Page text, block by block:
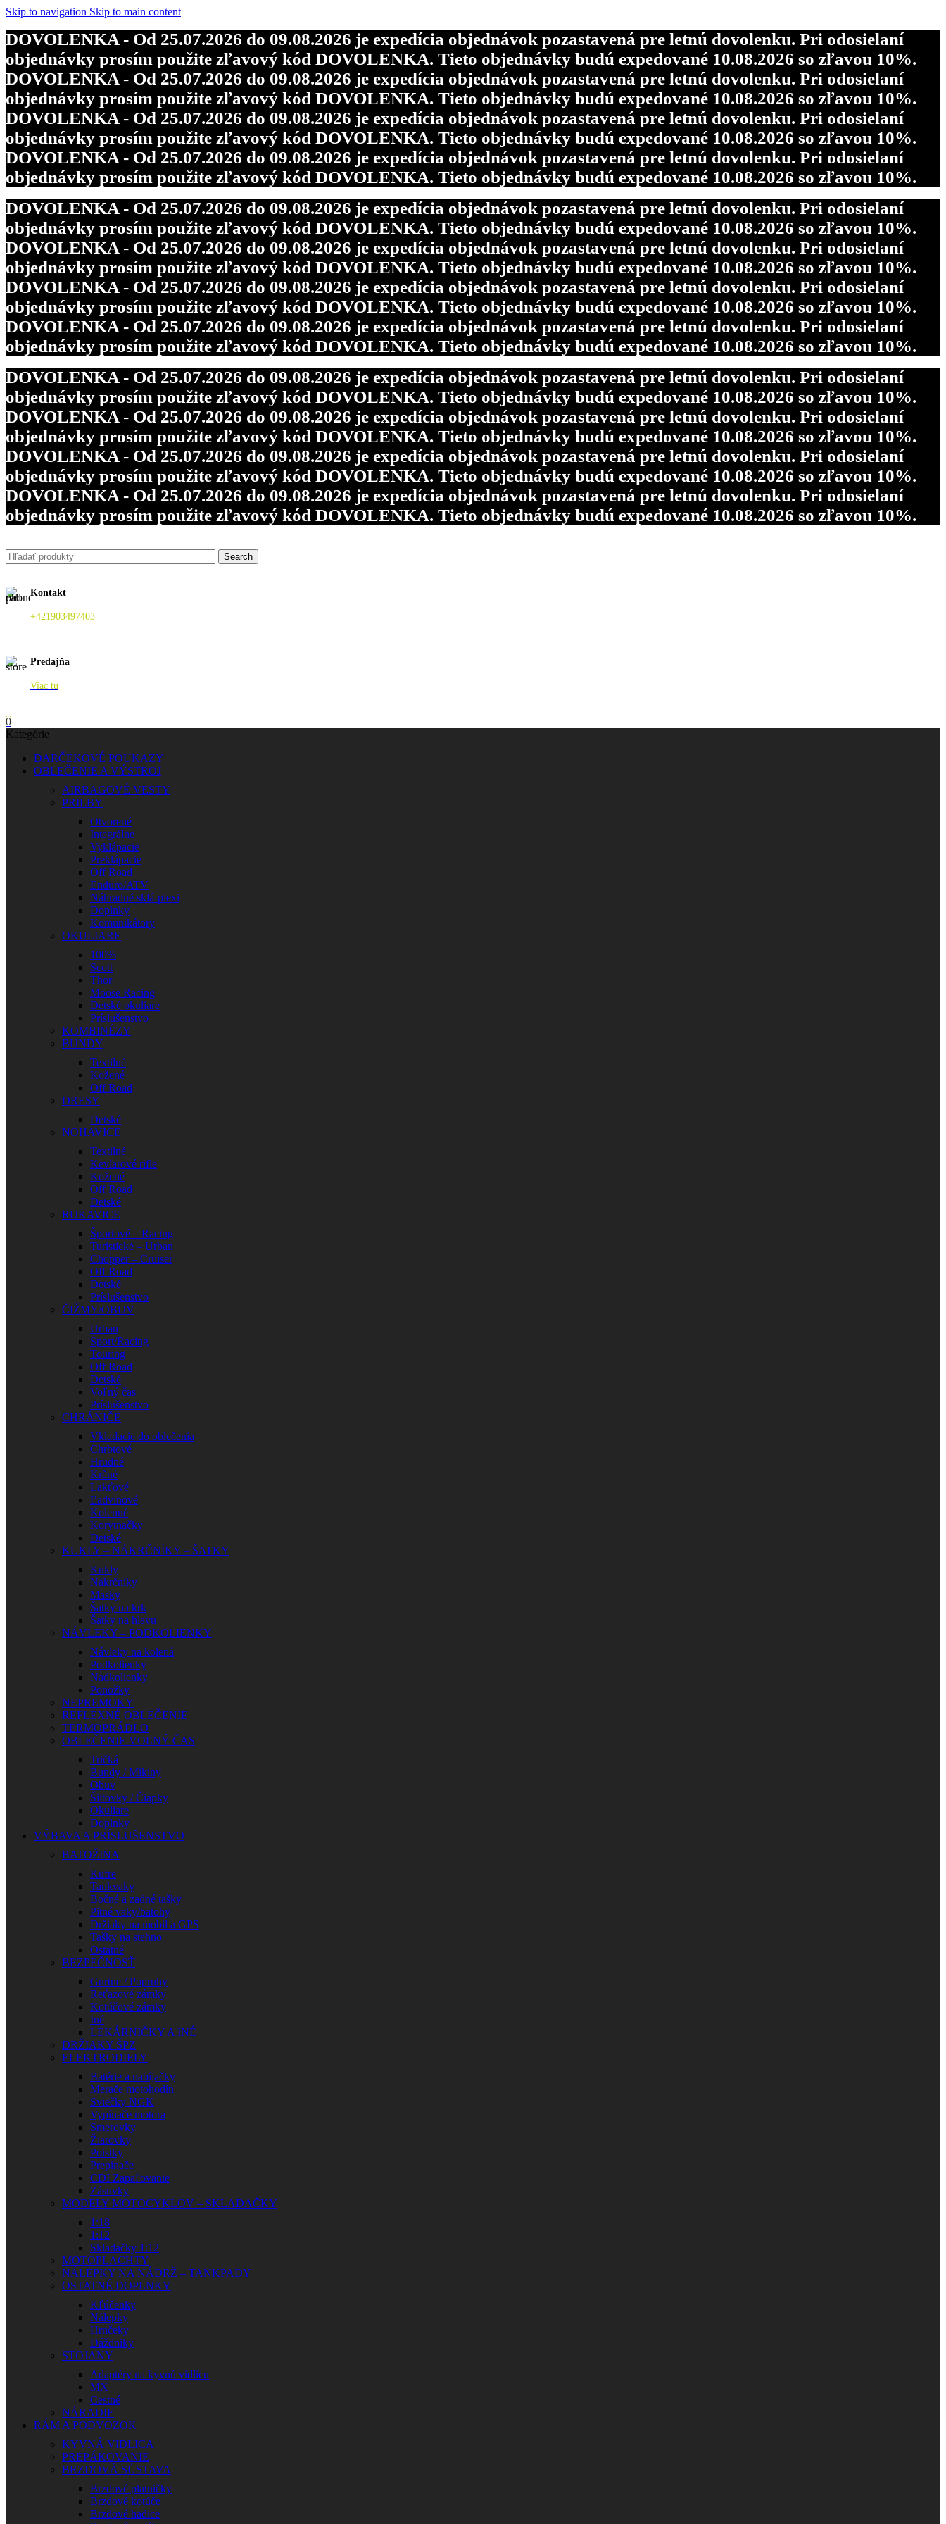
Skip to navigation Skip to main content
DOVOLENKA - Od 25.07.2026 do 09.08.2026 je expedícia objednávok pozastavená pre letnú dovolenku. Pri odosielaní
objednávky prosím použite zľavový kód DOVOLENKA. Tieto objednávky budú expedované 10.08.2026 so zľavou 10%.
DOVOLENKA - Od 25.07.2026 do 09.08.2026 je expedícia objednávok pozastavená pre letnú dovolenku. Pri odosielaní
objednávky prosím použite zľavový kód DOVOLENKA. Tieto objednávky budú expedované 10.08.2026 so zľavou 10%.
DOVOLENKA - Od 25.07.2026 do 09.08.2026 je expedícia objednávok pozastavená pre letnú dovolenku. Pri odosielaní
objednávky prosím použite zľavový kód DOVOLENKA. Tieto objednávky budú expedované 10.08.2026 so zľavou 10%.
DOVOLENKA - Od 25.07.2026 do 09.08.2026 je expedícia objednávok pozastavená pre letnú dovolenku. Pri odosielaní
objednávky prosím použite zľavový kód DOVOLENKA. Tieto objednávky budú expedované 10.08.2026 so zľavou 10%.
DOVOLENKA - Od 25.07.2026 do 09.08.2026 je expedícia objednávok pozastavená pre letnú dovolenku. Pri odosielaní
objednávky prosím použite zľavový kód DOVOLENKA. Tieto objednávky budú expedované 10.08.2026 so zľavou 10%.
DOVOLENKA - Od 25.07.2026 do 09.08.2026 je expedícia objednávok pozastavená pre letnú dovolenku. Pri odosielaní
objednávky prosím použite zľavový kód DOVOLENKA. Tieto objednávky budú expedované 10.08.2026 so zľavou 10%.
DOVOLENKA - Od 25.07.2026 do 09.08.2026 je expedícia objednávok pozastavená pre letnú dovolenku. Pri odosielaní
objednávky prosím použite zľavový kód DOVOLENKA. Tieto objednávky budú expedované 10.08.2026 so zľavou 10%.
DOVOLENKA - Od 25.07.2026 do 09.08.2026 je expedícia objednávok pozastavená pre letnú dovolenku. Pri odosielaní
objednávky prosím použite zľavový kód DOVOLENKA. Tieto objednávky budú expedované 10.08.2026 so zľavou 10%.
DOVOLENKA - Od 25.07.2026 do 09.08.2026 je expedícia objednávok pozastavená pre letnú dovolenku. Pri odosielaní
objednávky prosím použite zľavový kód DOVOLENKA. Tieto objednávky budú expedované 10.08.2026 so zľavou 10%.
DOVOLENKA - Od 25.07.2026 do 09.08.2026 je expedícia objednávok pozastavená pre letnú dovolenku. Pri odosielaní
objednávky prosím použite zľavový kód DOVOLENKA. Tieto objednávky budú expedované 10.08.2026 so zľavou 10%.
DOVOLENKA - Od 25.07.2026 do 09.08.2026 je expedícia objednávok pozastavená pre letnú dovolenku. Pri odosielaní
objednávky prosím použite zľavový kód DOVOLENKA. Tieto objednávky budú expedované 10.08.2026 so zľavou 10%.
DOVOLENKA - Od 25.07.2026 do 09.08.2026 je expedícia objednávok pozastavená pre letnú dovolenku. Pri odosielaní
objednávky prosím použite zľavový kód DOVOLENKA. Tieto objednávky budú expedované 10.08.2026 so zľavou 10%.
Search
Kontakt
+421903497403
Predajňa
Viac tu
0
Kategórie
DARČEKOVÉ POUKAZY
OBLEČENIE A VÝSTROJ
AIRBAGOVÉ VESTY
PRILBY
Otvorené
Integrálne
Vyklápacie
Preklápacie
Off Road
Enduro/ATV
Náhradné sklá-plexi
Doplnky
Komunikátory
OKULIARE
100%
Scott
Thor
Moose Racing
Detské okuliare
Príslušenstvo
KOMBINÉZY
BUNDY
Textilné
Kožené
Off Road
DRESY
Detské
NOHAVICE
Textilné
Kevlarové rifle
Kožené
Off Road
Detské
RUKAVICE
Športové – Racing
Turistické – Urban
Chopper – Cruiser
Off Road
Detské
Príslušenstvo
ČIŽMY/OBUV
Urban
Sport/Racing
Touring
Off Road
Detské
Voľný čas
Príslušenstvo
CHRÁNIČE
Vkladacie do oblečenia
Chrbtové
Hrudné
Krčné
Lakťové
Ľadvinové
Kolenné
Korytnačky
Detské
KUKLY – NÁKRČNÍKY – ŠATKY
Kukly
Nákrčníky
Masky
Šatky na krk
Šatky na hlavu
NÁVLEKY – PODKOLIENKY
Návleky na kolená
Podkolienky
Nadkolienky
Ponožky
NEPREMOKY
REFLEXNÉ OBLEČENIE
TERMOPRÁDLO
OBLEČENIE VOĽNÝ ČAS
Tričká
Bundy / Mikiny
Obuv
Šiltovky / Čiapky
Okuliare
Doplnky
VÝBAVA A PRÍSLUŠENSTVO
BATOŽINA
Kufre
Tankvaky
Bočné a zadné tašky
Pitné vaky/batohy
Držiaky na mobil a GPS
Tašky na stehno
Ostatné
BEZPEČNOSŤ
Gurtne / Popruhy
Reťazové zámky
Kotúčové zámky
Iné
LEKÁRNIČKY A INÉ
DRŽIAKY ŠPZ
ELEKTRODIELY
Batérie a nabíjačky
Merače motohodín
Sviečky NGK
Vypínače motora
Smerovky
Žiarovky
Poistky
Prepínače
CDI Zapaľovanie
Zásuvky
MODELY MOTOCYKLOV – SKLADAČKY
1:18
1:12
Skladačky 1:12
MOTOPLACHTY
NÁLEPKY NA NÁDRŽ – TANKPADY
OSTATNÉ DOPLNKY
Kľúčenky
Nálepky
Hrnčeky
Dáždniky
STOJANY
Adaptéry na kyvnú vidlicu
MX
Cestné
NÁRADIE
RÁM A PODVOZOK
KYVNÁ VIDLICA
PREPÁKOVANIE
BRZDOVÁ SÚSTAVA
Brzdové platničky
Brzdové kotúče
Brzdové hadice